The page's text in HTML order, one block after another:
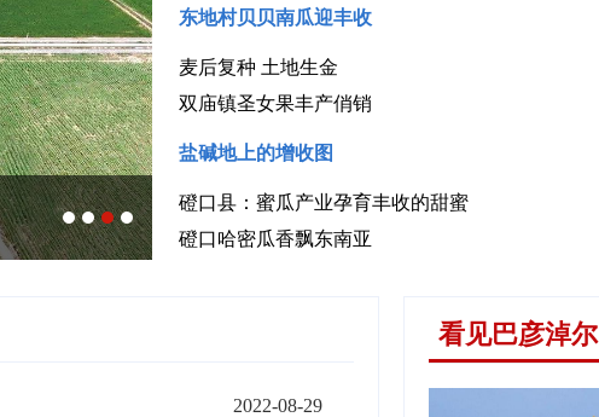
小番茄“映红”产业路
东地村贝贝南瓜迎丰收
麦后复种 土地生金
双庙镇圣女果丰产俏销
盐碱地上的增收图
磴口县：蜜瓜产业孕育丰收的甜蜜
磴口哈密瓜香飘东南亚
2022-08-29
看见巴彦淖尔